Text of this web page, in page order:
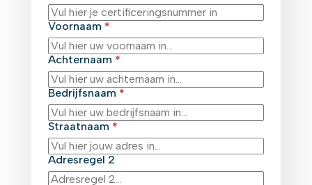
Voornaam *
Achternaam *
Bedrijfsnaam *
Straatnaam *
Adresregel 2